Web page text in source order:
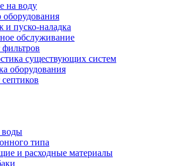
на воду
пуско-наладка
обслуживание
существующих систем
оборудования
воды
типа
и расходные материалы